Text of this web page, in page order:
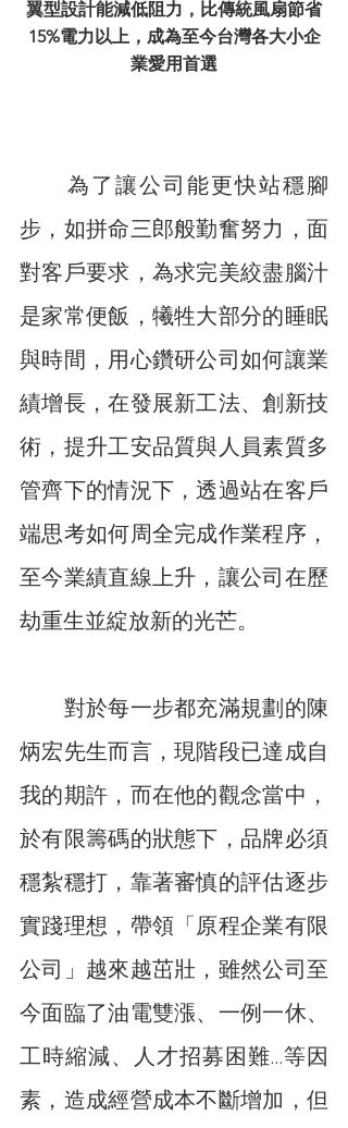
翼型設計能減低阻力，比傳統風扇節省
15%電力以上，成為至今台灣各大小企
業愛用首選
為了讓公司能更快站穩腳
步，如拼命三郎般勤奮努力，面
對客戶要求，為求完美絞盡腦汁
是家常便飯，犧牲大部分的睡眠
與時間，用心鑽研公司如何讓業
績增長，在發展新工法、創新技
術，提升工安品質與人員素質多
管齊下的情況下，透過站在客戶
端思考如何周全完成作業程序，
至今業績直線上升，讓公司在歷
劫重生並綻放新的光芒。
對於每一步都充滿規劃的陳
炳宏先生而言，現階段已達成自
我的期許，而在他的觀念當中，
於有限籌碼的狀態下，品牌必須
穩紮穩打，靠著審慎的評估逐步
實踐理想，帶領「原程企業有限
公司」越來越茁壯，雖然公司至
今面臨了油電雙漲、一例一休、
工時縮減、人才招募困難…等因
素，造成經營成本不斷增加，但